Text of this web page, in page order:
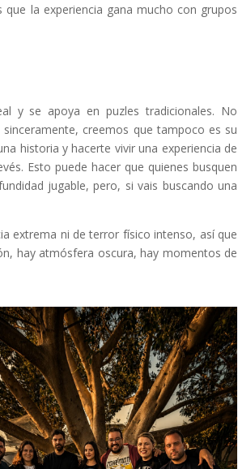
la experiencia gana mucho con grupos
y se apoya en puzles tradicionales. No
creemos que tampoco es su
historia y hacerte vivir una experiencia de
Esto puede hacer que quienes busquen
jugable, pero, si vais buscando una
extrema ni de terror físico intenso, así que
hay atmósfera oscura, hay momentos de